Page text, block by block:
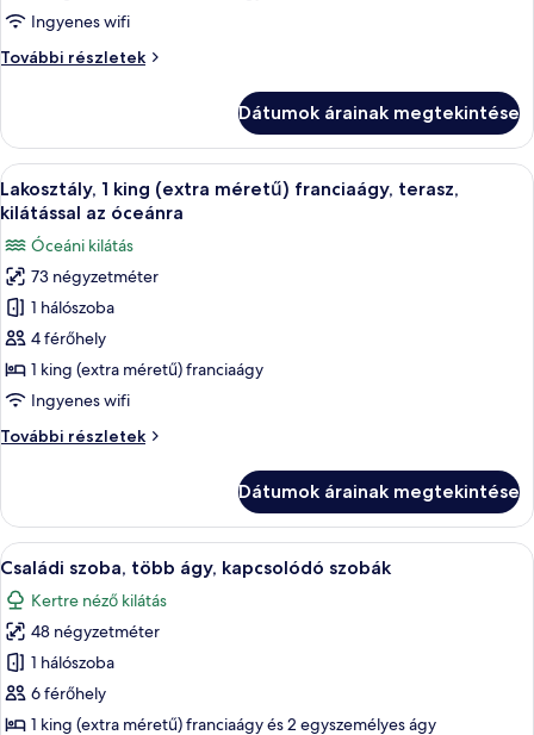
részletei
képének
megtekintése:
Ingyenes wifi
További részletek
Szoba
Dátumok árainak megtekintése
A
következő
szoba
összes
képének
megtekintése:
Lakosztály,
1
king
méretű)
kilátással
az
óceánra
Egy erkély, melyen fonott bútorok,
6
Lakosztály, 1 king (extra méretű) franciaágy, terasz,
kilátással az óceánra
Óceáni kilátás
73 négyzetméter
1 hálószoba
4 férőhely
1 king (extra méretű) franciaágy
Ingyenes wifi
További részletek
Lakosztály,
méretű)
franciaágy,
terasz,
az
óceánra
további
részletei
Dátumok árainak megtekintése
A
következő
szoba
összes
képének
megtekintése:
Családi
Egy szállodai szoba, amelyben egy
14
Családi szoba, több ágy, kapcsolódó szobák
Kertre néző kilátás
48 négyzetméter
1 hálószoba
6 férőhely
1 king (extra méretű) franciaágy és 2 egyszemélyes ágy